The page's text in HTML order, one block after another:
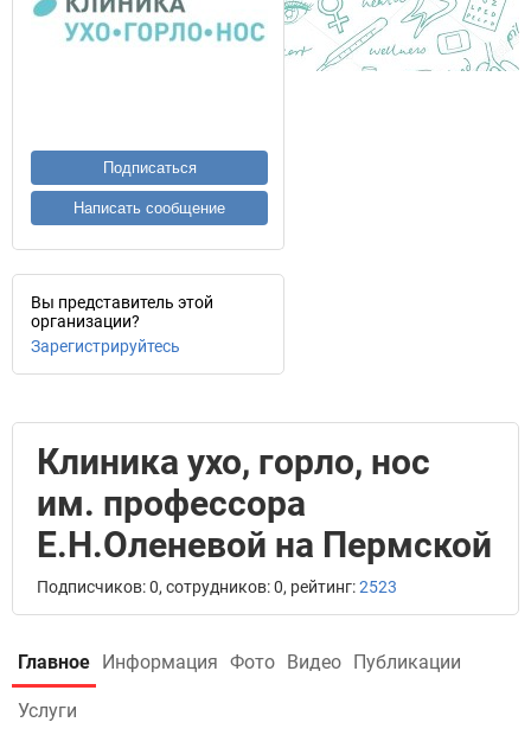
Подписаться
Написать сообщение
Вы представитель этой
организации?
Зарегистрируйтесь
Клиника ухо, горло, нос
им. профессора
Е.Н.Оленевой на Пермской
Подписчиков: 0, сотрудников: 0, рейтинг:2523
Главное Информация Фото Видео Публикации
Услуги